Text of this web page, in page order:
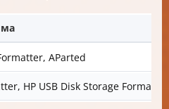
AParted
HP USB Disk Storage Format